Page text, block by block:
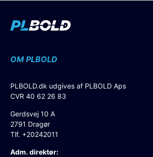
OM PLBOLD
PLBOLD.dk udgives af PLBOLD Aps
CVR 40 62 26 83
Gerdsvej 10 A
2791 Dragør
Tlf. +20242011
Adm. direktør: